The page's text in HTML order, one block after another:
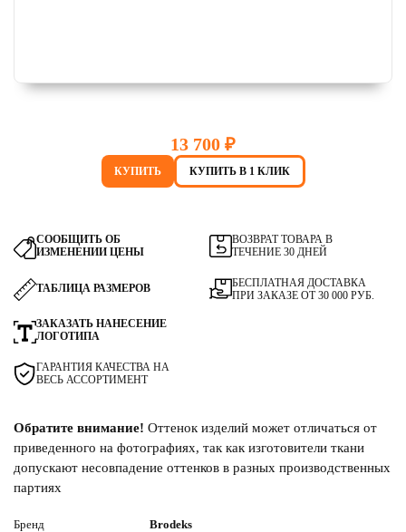
13 700 ₽
КУПИТЬ КУПИТЬ В 1 КЛИК
СООБЩИТЬ ОБ
ИЗМЕНЕНИИ ЦЕНЫ
ВОЗВРАТ ТОВАРА В
ТЕЧЕНИЕ 30 ДНЕЙ
ТАБЛИЦА РАЗМЕРОВ
ЗАКАЗАТЬ НАНЕСЕНИЕ
ЛОГОТИПА
ГАРАНТИЯ КАЧЕСТВА НА
ВЕСЬ АССОРТИМЕНТ
БЕСПЛАТНАЯ ДОСТАВКА
ПРИ ЗАКАЗЕ ОТ 30 000 РУБ.
Обратите внимание! Оттенок изделий может отличаться от
приведенного на фотографиях, так как изготовители ткани
допускают несовпадение оттенков в разных производственных
партиях
Бренд Brodeks